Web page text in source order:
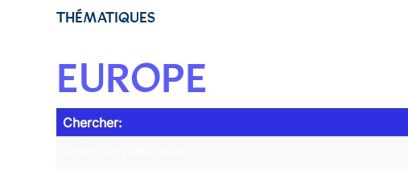
THÉMATIQUES
EUROPE
Chercher: